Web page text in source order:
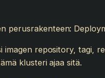
perusrakenteen:
repository, tagi,
klusteri ajaa sitä.